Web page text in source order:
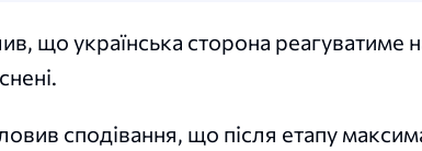
що українська сторона реагуватиме
сподівання, що після етапу